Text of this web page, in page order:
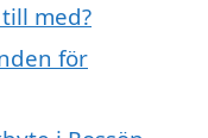
med?
för